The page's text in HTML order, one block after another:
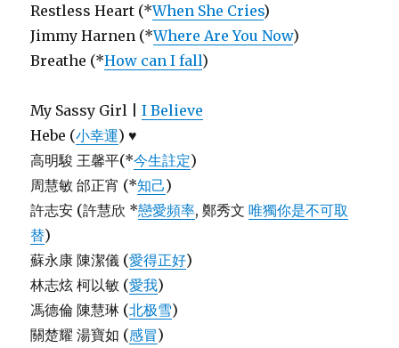
Restless Heart (*When She Cries)
Jimmy Harnen (*Where Are You Now)
Breathe (*How can I fall)
My Sassy Girl |I Believe
Hebe (小幸運) ♥
高明駿 王馨平(*今生註定)
周慧敏 邰正宵 (*知己)
許志安 (許慧欣 *戀愛頻率, 鄭秀文唯獨你是不可取
替)
蘇永康 陳潔儀 (愛得正好)
林志炫 柯以敏 (愛我)
馮德倫 陳慧琳 (北极雪)
關楚耀 湯寶如 (感冒)